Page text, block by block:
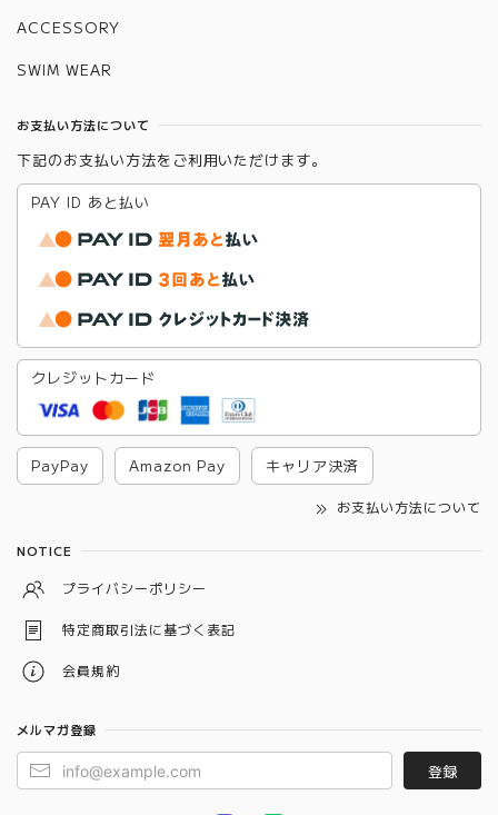
ACCESSORY
SWIM WEAR
お支払い方法について
下記のお支払い方法をご利用いただけます。
PAY ID あと払い
クレジットカード
PayPay Amazon Pay キャリア決済
お支払い方法について
NOTICE
プライバシーポリシー
特定商取引法に基づく表記
会員規約
メルマガ登録
登録